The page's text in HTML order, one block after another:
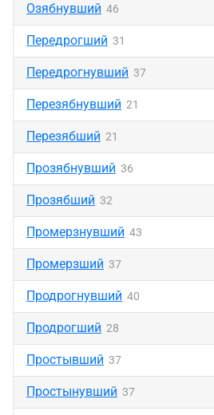
Озябнувший 46
Передрогший 31
Передрогнувший 37
Перезябнувший 21
Перезябший 21
Прозябнувший 36
Прозябший 32
Промерзнувший 43
Промерзший 37
Продрогнувший 40
Продрогший 28
Простывший 37
Простынувший 37